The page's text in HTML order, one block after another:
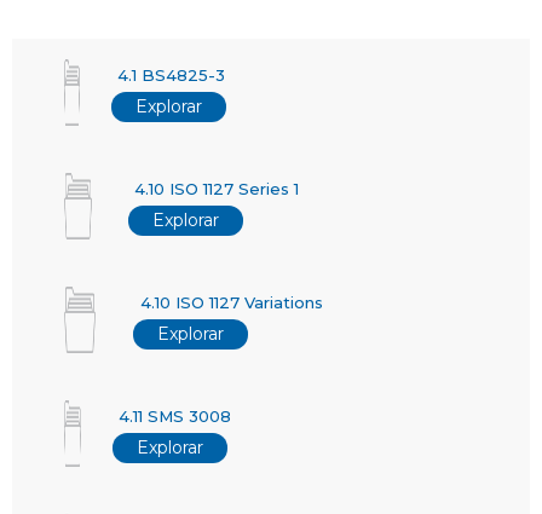
4.1 BS4825-3
Explorar
4.10 ISO 1127 Series 1
Explorar
4.10 ISO 1127 Variations
Explorar
4.11 SMS 3008
Explorar